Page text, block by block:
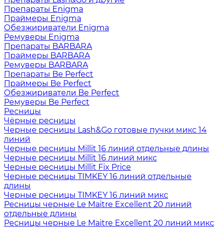
Препараты Enigma
Праймеры Enigma
Обезжириватели Enigma
Ремуверы Enigma
Препараты BARBARA
Праймеры BARBARA
Ремуверы BARBARA
Препараты Be Perfect
Праймеры Be Perfect
Обезжириватели Be Perfect
Ремуверы Be Perfect
Ресницы
Чёрные ресницы
Черные ресницы Lash&Go готовые пучки микс 14
линий
Черные ресницы Millit 16 линий отдельные длины
Черные ресницы Millit 16 линий микс
Черные ресницы Millit Fix Price
Черные ресницы TIMKEY 16 линий отдельные
длины
Черные ресницы TIMKEY 16 линий микс
Ресницы черные Le Maitre Excellent 20 линий
отдельные длины
Ресницы черные Le Maitre Excellent 20 линий микс